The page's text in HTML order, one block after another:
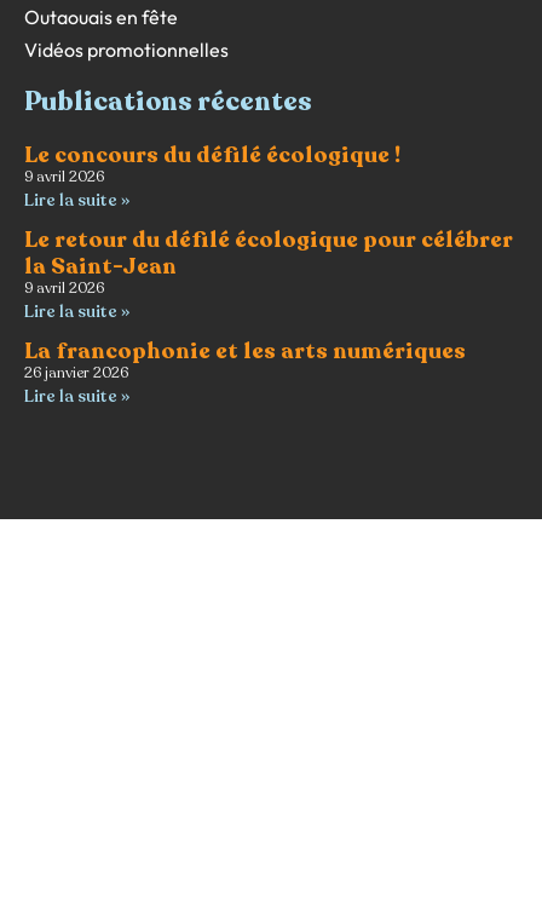
Outaouais en fête
Vidéos promotionnelles
Publications récentes
Le concours du défilé écologique !
9 avril 2026
Lire la suite »
Le retour du défilé écologique pour célébrer
la Saint-Jean
9 avril 2026
Lire la suite »
La francophonie et les arts numériques
26 janvier 2026
Lire la suite »